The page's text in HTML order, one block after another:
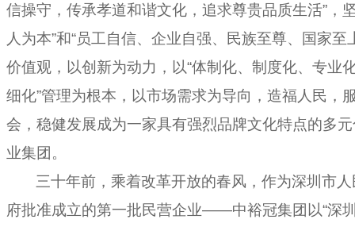
信操守，传承孝道和谐文化，追求尊贵品质生活”，
人为本”和“员工自信、企业自强、民族至尊、国家至
价值观， 以创新为动力，以“体制化、制度化、专业
细化”管理为根本，以市场需求为导向，造福人民，
会，稳健发展成为一家具有强烈品牌文化特点的多
业集团。
三十年前，乘着改革开放的春风，作为深圳市
府批准成立的第一批民营企业——中裕冠集团以“深